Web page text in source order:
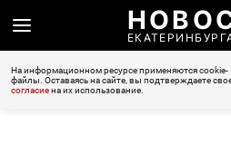
На информационном ресурсе применяются cookie-
файлы. Оставаясь на сайте, вы подтверждаете
согласиена их использование.